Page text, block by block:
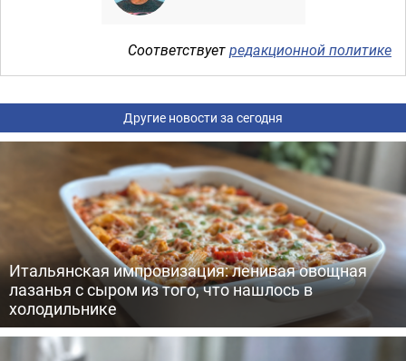
Соответствуетредакционной политике
Другие новости за сегодня
Итальянская импровизация: ленивая овощная
лазанья с сыром из того, что нашлось в
холодильнике